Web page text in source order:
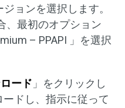
ョンを選択します。
、最初のオプション
– PPAPI 」を選択
ード 」をクリックし
ドし、指示に従って